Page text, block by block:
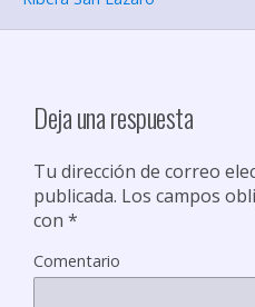
Deja una respuesta
Tu dirección de correo
publicada. Los campos
con *
Comentario